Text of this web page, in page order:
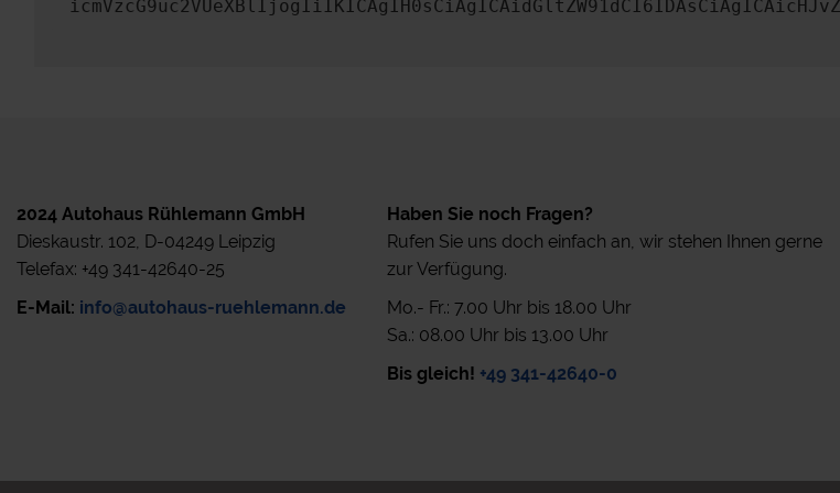
2024 Autohaus Rühlemann GmbH
Dieskaustr. 102, D-04249 Leipzig
Telefax: +49 341-42640-25
E-Mail: info@autohaus-ruehlemann.de
Haben Sie noch Fragen?
Rufen Sie uns doch einfach an, wir stehen Ihnen gerne
zur Verfügung.
Mo.- Fr.: 7.00 Uhr bis 18.00 Uhr
Sa.: 08.00 Uhr bis 13.00 Uhr
Bis gleich! +49 341-42640-0